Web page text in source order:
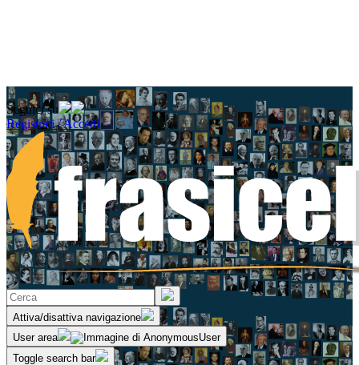
Seguici su
Registrati / Accedi
Attiva/disattiva navigazione
User area
Toggle search bar